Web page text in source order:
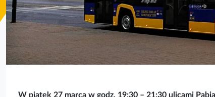
W piątek 27 marca w godz. 19:30 – 21:30 ulicami